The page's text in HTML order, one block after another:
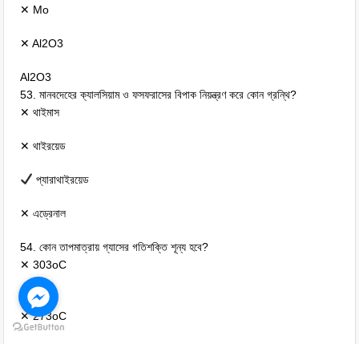
✕ Mo
✕ Al2O3
Al2O3
53. মানবদেহের ক্যালসিয়াম ও ফসফরাসের বিপাক নিয়ন্ত্রণ করে কোন গ্রন্থি?
✕ থাইমাস
✕ থাইরয়েড
প্যারাথাইরয়েড
✕ এড্রেনাল
54. কোন তাপমাত্রায় গ্যাসের গতিশক্তি শূন্য হবে?
✕ 303oC
303oC
✕ 273oC